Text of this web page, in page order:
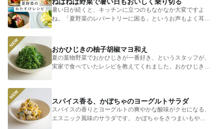
ねばねば野菜で暑い日もおいしく乗り切る
暑い日が続くと、キッチンに立つのもなかなか大変ですよ
ね。「夏野菜のレパートリーに困る」というお声もよく耳に
します。 そ...
おかひじきの柚子胡椒マヨ和え
夏の葉物野菜でおかひじきが一番好き、というスタッフが、
実家で食べていたレシピを教えてくれました。おかひじきの
スパイス香る、かぼちゃのヨーグルトサラダ
スパイスの香りとヨーグルトの爽やかな酸味がクセになる、
エスニック風味のサラダです。 かぼちゃをさつまいもやじ